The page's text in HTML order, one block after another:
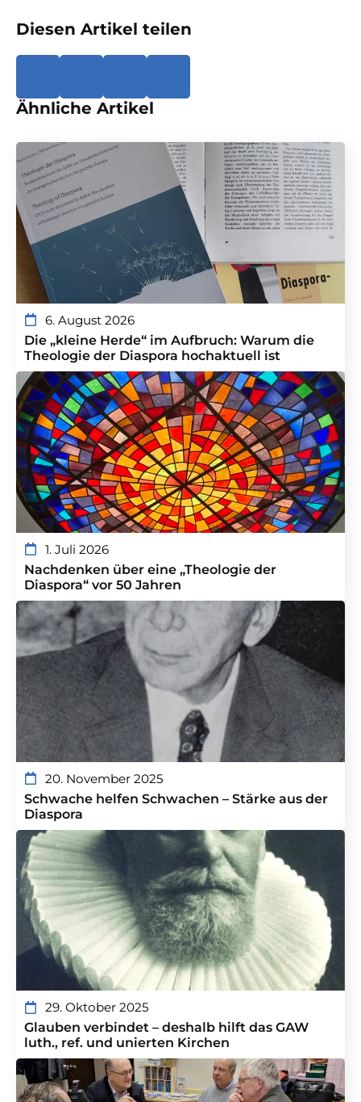
Diesen Artikel teilen
Ähnliche Artikel
6. August 2026
Die „kleine Herde“ im Aufbruch: Warum die
Theologie der Diaspora hochaktuell ist
1. Juli 2026
Nachdenken über eine „Theologie der
Diaspora“ vor 50 Jahren
20. November 2025
Schwache helfen Schwachen – Stärke aus der
Diaspora
29. Oktober 2025
Glauben verbindet – deshalb hilft das GAW
luth., ref. und unierten Kirchen